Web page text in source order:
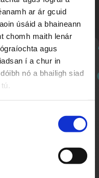
ar ár gcuid
úsáid a bhaineann
chomh maith lenár
agus
í a chur in
nó a bhailigh siad